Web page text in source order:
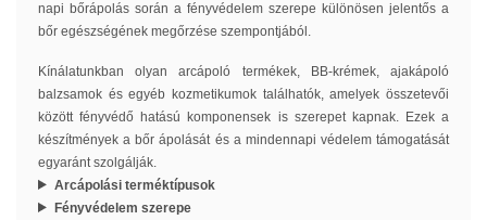
napi bőrápolás során a fényvédelem szerepe különösen jelentős a
bőr egészségének megőrzése szempontjából.
Kínálatunkban olyan arcápoló termékek, BB-krémek, ajakápoló
balzsamok és egyéb kozmetikumok találhatók, amelyek összetevői
között fényvédő hatású komponensek is szerepet kapnak. Ezek a
készítmények a bőr ápolását és a mindennapi védelem támogatását
egyaránt szolgálják.
Arcápolási terméktípusok
Fényvédelem szerepe